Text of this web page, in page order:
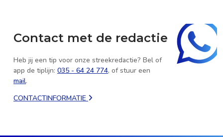
Contact met de redactie
Heb jij een tip voor onze streekredactie? Bel of
app de tiplijn: 035 - 64 24 774, of stuur een
mail.
CONTACTINFORMATIE